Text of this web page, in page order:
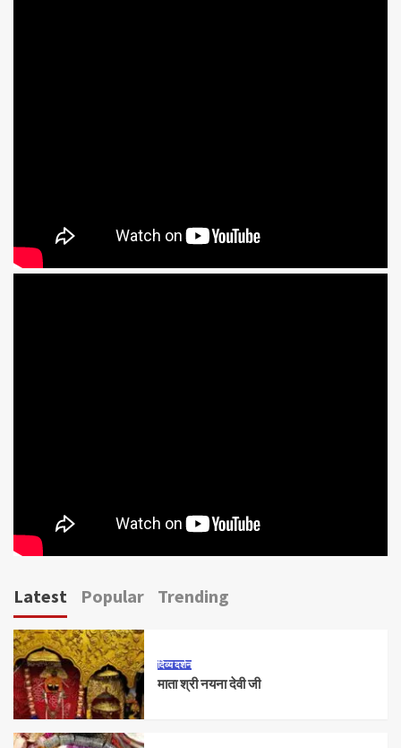
Latest Popular Trending
दिव्य दर्शन
माता श्री नयना देवी जी